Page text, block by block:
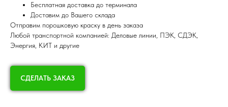
Бесплатная доставка до терминала
Доставим до Вашего склада
Отправим порошковую краску в день заказа
Любой транспортной компанией: Деловые линии, ПЭК, СДЭК,
Энергия, КИТ и другие
СДЕЛАТЬ ЗАКАЗ